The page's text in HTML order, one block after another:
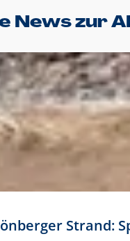
News zur
Strand: